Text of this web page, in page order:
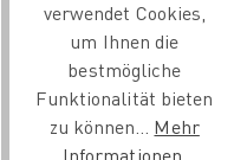
verwendet Cookies,
um Ihnen die
bestmögliche
Funktionalität bieten
zu können... Mehr